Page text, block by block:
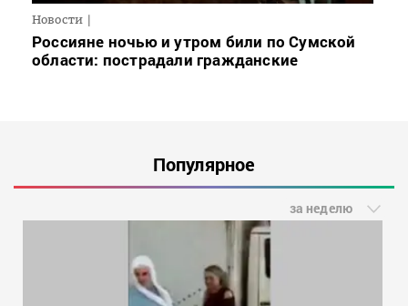
Новости
Россияне ночью и утром били по Сумской
области: пострадали гражданские
Популярное
за неделю